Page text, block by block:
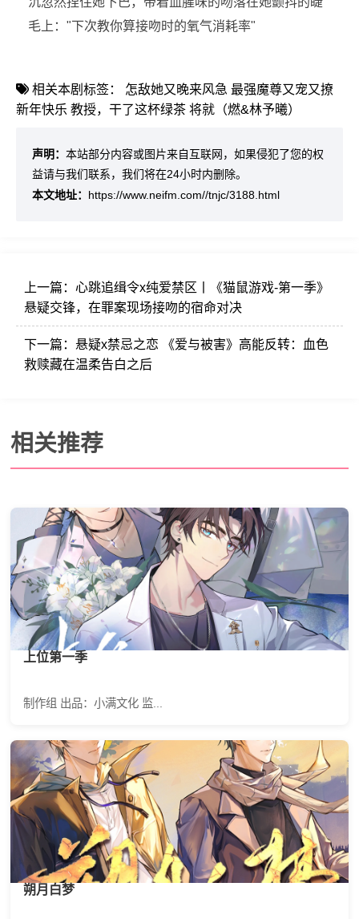
毛上："下次教你算接吻时的氧气消耗率"
相关本剧标签： 怎敌她又晚来风急 最强魔尊又宠又撩
新年快乐 教授，干了这杯绿茶 将就（燃&林予曦）
声明： 本站部分内容或图片来自互联网，如果侵犯了您的权
益请与我们联系，我们将在24小时内删除。
本文地址： https://www.neifm.com//tnjc/3188.html
上一篇： 心跳追缉令x纯爱禁区丨《猫鼠游戏-第一季》
悬疑交锋，在罪案现场接吻的宿命对决
下一篇： 悬疑x禁忌之恋 《爱与被害》高能反转：血色
救赎藏在温柔告白之后
相关推荐
上位第一季
制作组 出品：小满文化 监...
朔月白梦